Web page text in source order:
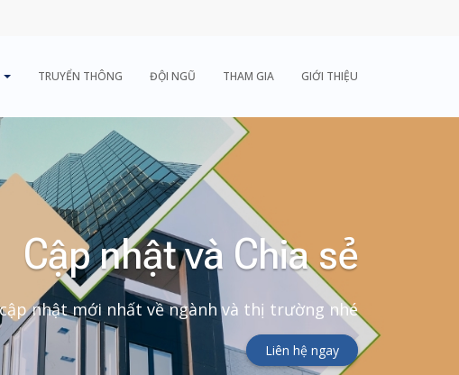
TRUYỂN THÔNG ĐỘI NGŨ THAM GIA GIỚI THIỆU
Cập nhật và Chia sẻ
nhật mới nhất về ngành và thị trường nhé
Liên hệ ngay